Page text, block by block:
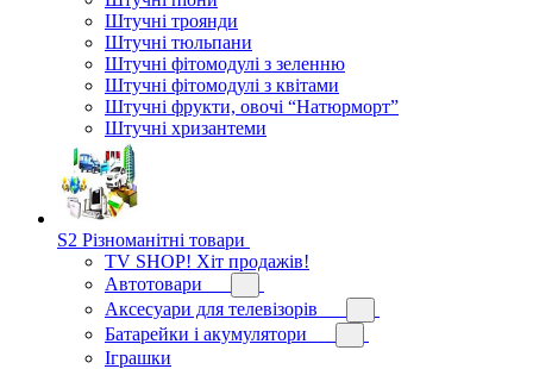
Штучні троянди
Штучні тюльпани
Штучні фітомодулі з зеленню
Штучні фітомодулі з квітами
Штучні фрукти, овочі “Натюрморт”
Штучні хризантеми
S2 Різноманітні товари
TV SHOP! Хіт продажів!
Автотовари
Аксесуари для телевізорів
Батарейки і акумулятори
Іграшки